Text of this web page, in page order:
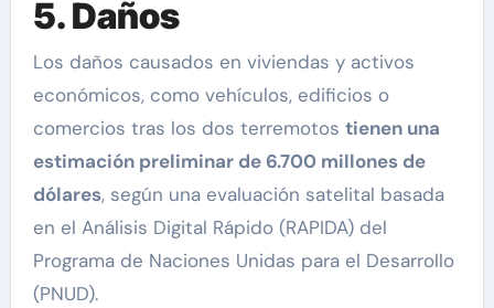
5. Daños
Los daños causados en viviendas y activos
económicos, como vehículos, edificios o
comercios tras los dos terremotos tienen una
estimación preliminar de 6.700 millones de
dólares, según una evaluación satelital basada
en el Análisis Digital Rápido (RAPIDA) del
Programa de Naciones Unidas para el Desarrollo
(PNUD).